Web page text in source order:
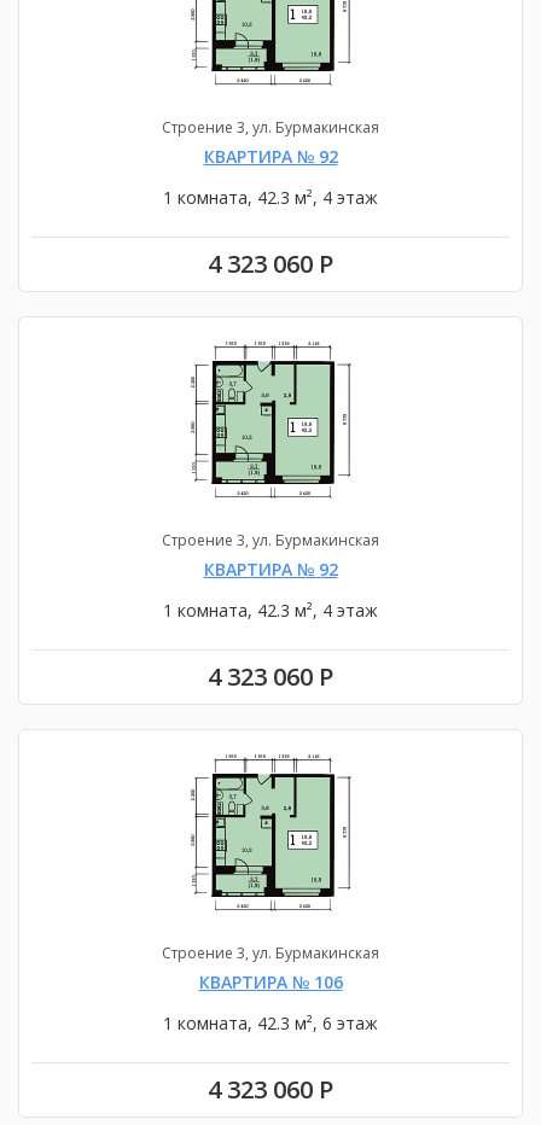
Строение 3, ул. Бурмакинская
КВАРТИРА № 92
1 комната, 42.3 м², 4 этаж
4 323 060 Р
Строение 3, ул. Бурмакинская
КВАРТИРА № 92
1 комната, 42.3 м², 4 этаж
4 323 060 Р
Строение 3, ул. Бурмакинская
КВАРТИРА № 106
1 комната, 42.3 м², 6 этаж
4 323 060 Р